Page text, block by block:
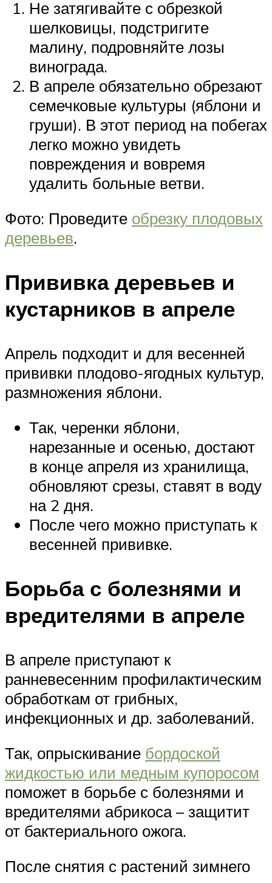
Не затягивайте с обрезкой
шелковицы, подстригите
малину, подровняйте лозы
винограда.
В апреле обязательно обрезают
семечковые культуры (яблони и
груши). В этот период на побегах
легко можно увидеть
повреждения и вовремя
удалить больные ветви.
Фото: Проведите обрезку плодовых
деревьев.
Прививка деревьев и
кустарников в апреле
Апрель подходит и для весенней
прививки плодово-ягодных культур,
размножения яблони.
Так, черенки яблони,
нарезанные и осенью, достают
в конце апреля из хранилища,
обновляют срезы, ставят в воду
на 2 дня.
После чего можно приступать к
весенней прививке.
Борьба с болезнями и
вредителями в апреле
В апреле приступают к
ранневесенним профилактическим
обработкам от грибных,
инфекционных и др. заболеваний.
Так, опрыскивание бордоской
жидкостью или медным купоросом
поможет в борьбе с болезнями и
вредителями абрикоса – защитит
от бактериального ожога.
После снятия с растений зимнего